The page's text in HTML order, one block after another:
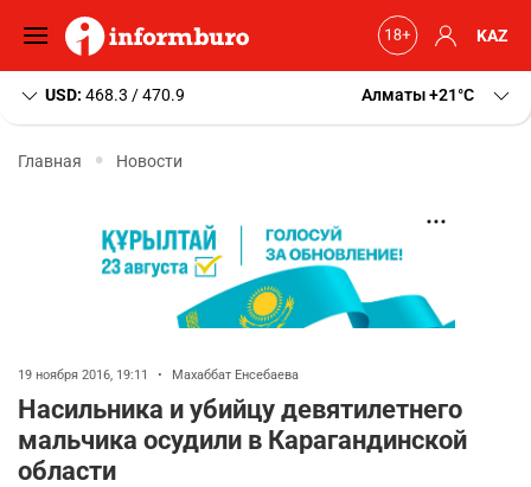
KAZ
USD: 468.3 / 470.9 Алматы+21 C
Главная Новости
19 ноября 2016, 19:11 • Махаббат Енсебаева
Насильника и убийцу девятилетнего
мальчика осудили в Карагандинской
области